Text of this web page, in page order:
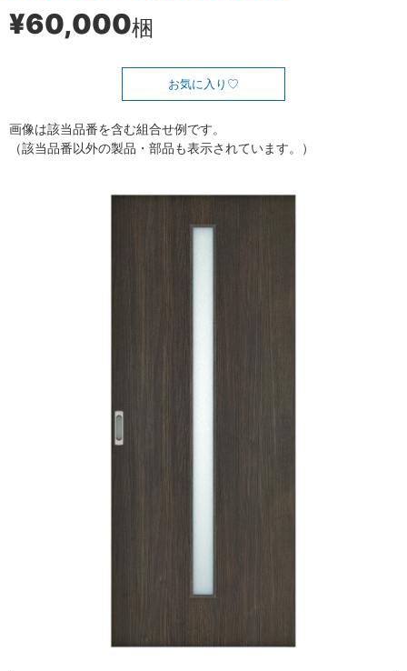
¥60,000梱
お気に入り
画像は該当品番を含む組合せ例です。
（該当品番以外の製品・部品も表示されています。）